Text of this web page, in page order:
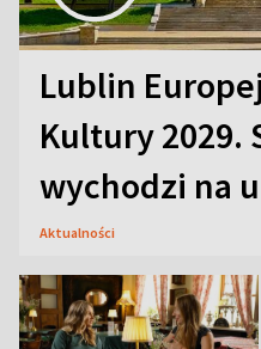
Lublin
Kultury 2029.
wychodzi na
Aktualności